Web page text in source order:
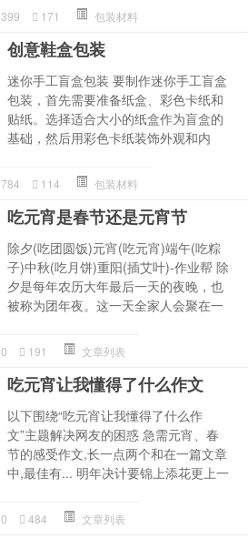
399 171 包装材料
创意鞋盒包装
迷你手工盲盒包装 要制作迷你手工盲盒
包装，首先需要准备纸盒、彩色卡纸和
贴纸。选择适合大小的纸盒作为盲盒的
基础，然后用彩色卡纸装饰外观和内
784 114 包装材料
吃元宵是春节还是元宵节
除夕(吃团圆饭)元宵(吃元宵)端午(吃粽
子)中秋(吃月饼)重阳(插艾叶)-作业帮 除
夕是每年农历大年最后一天的夜晚，也
被称为团年夜。这一天全家人会聚在一
0 191 文章列表
吃元宵让我懂得了什么作文
以下围绕“吃元宵让我懂得了什么作
文”主题解决网友的困惑 急需元宵、春
节的感受作文,长一点两个和在一篇文章
中,最佳有... 明年决计要锦上添花更上一
0 484 文章列表